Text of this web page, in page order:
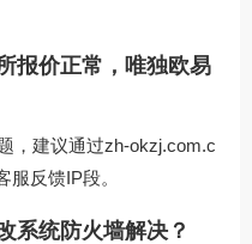
报价正常，唯独欧易
，建议通过zh-okzj.com.c
反馈IP段。
系统防火墙解决？